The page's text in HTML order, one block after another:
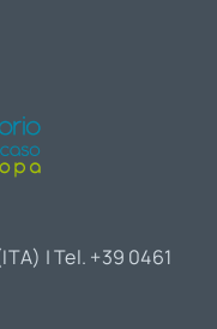
| Tel. +39 0461